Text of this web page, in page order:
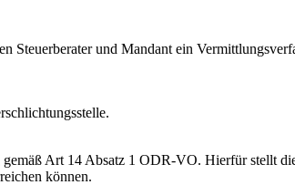
Steuerberater und Mandant ein
gemäß Art 14 Absatz 1 ODR-VO. Hierfür stellt
können.